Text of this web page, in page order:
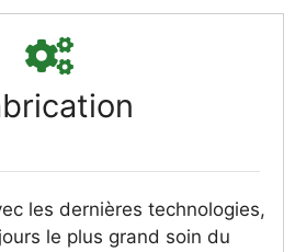
les dernières technologies,
le plus grand soin du